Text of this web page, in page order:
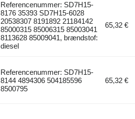
Referencenummer: SD7H15-
8176 35393 SD7H15-6028
20538307 8191892 21184142
85000315 85006315 85003041
8113628 85009041, brændstof:
diesel
65,32 €
Referencenummer: SD7H15-
8144 4894306 504185596
8500795
65,32 €